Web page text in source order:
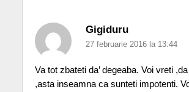
Gigiduru
27 februarie 2016 la 13:44
Va tot zbateti da’ degeaba. Voi vreti
,asta inseamna ca sunteti impotenti.